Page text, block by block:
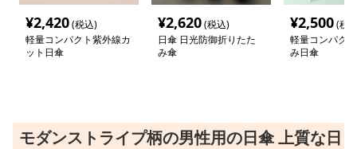
¥2,420(税込)
軽量コンパクト紫外線カ
ット日傘
¥2,620(税込)
日傘 日光防御折りたた
み傘
¥2,500(税
軽量コンパク
み日傘
モダンストライプ柄の男性用の日傘 上質な日